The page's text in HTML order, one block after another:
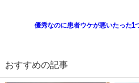
優秀なのに患者ウケが悪いたった1
おすすめの記事